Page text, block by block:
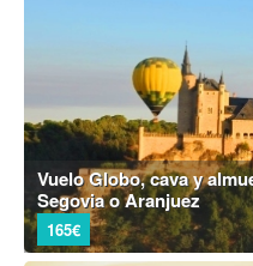
Vuelo Globo, cava y
Segovia o Aranjuez
165€